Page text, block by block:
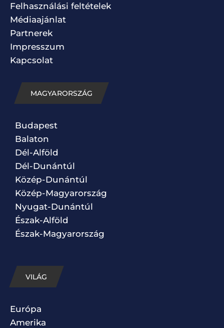
Felhasználási feltételek
Médiaajánlat
Partnerek
Impresszum
Kapcsolat
MAGYARORSZÁG
Budapest
Balaton
Dél-Alföld
Dél-Dunántúl
Közép-Dunántúl
Közép-Magyarország
Nyugat-Dunántúl
Észak-Alföld
Észak-Magyarország
VILÁG
Európa
Amerika